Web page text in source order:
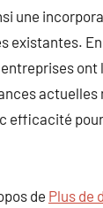
une
existantes.
ont
actuelles
efficacité
de Plus de